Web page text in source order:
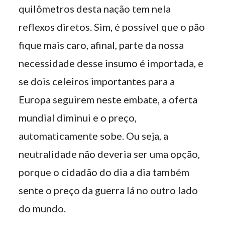
quilômetros desta nação tem nela
reflexos diretos. Sim, é possível que o pão
fique mais caro, afinal, parte da nossa
necessidade desse insumo é importada, e
se dois celeiros importantes para a
Europa seguirem neste embate, a oferta
mundial diminui e o preço,
automaticamente sobe. Ou seja, a
neutralidade não deveria ser uma opção,
porque o cidadão do dia a dia também
sente o preço da guerra lá no outro lado
do mundo.